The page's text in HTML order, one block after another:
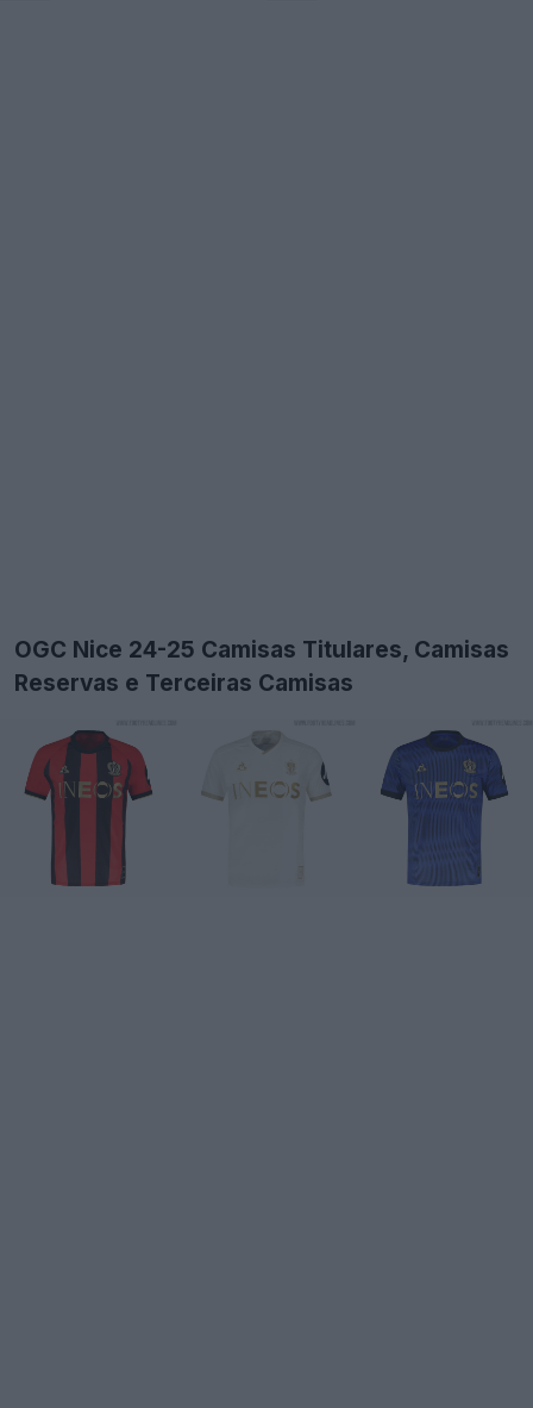
OGC Nice 24-25 Camisas Titulares, Camisas
Reservas e Terceiras Camisas